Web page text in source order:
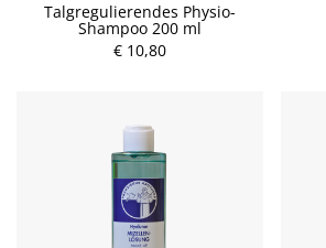
Talgregulierendes Physio-
Shampoo 200 ml
€ 10,80